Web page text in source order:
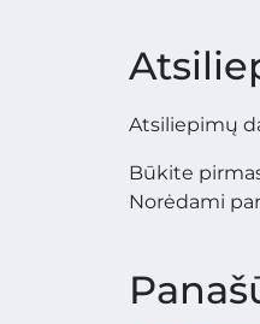
Atsiliepimų
Būkite
Norėdami